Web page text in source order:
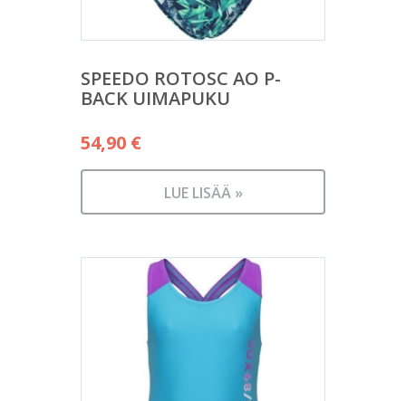
SPEEDO ROTOSC AO P-
BACK UIMAPUKU
54,90 €
LUE LISÄÄ »